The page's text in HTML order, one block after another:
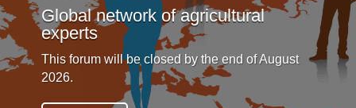
Global network of agricultural
experts
This forum will be closed by the end of August
2026.